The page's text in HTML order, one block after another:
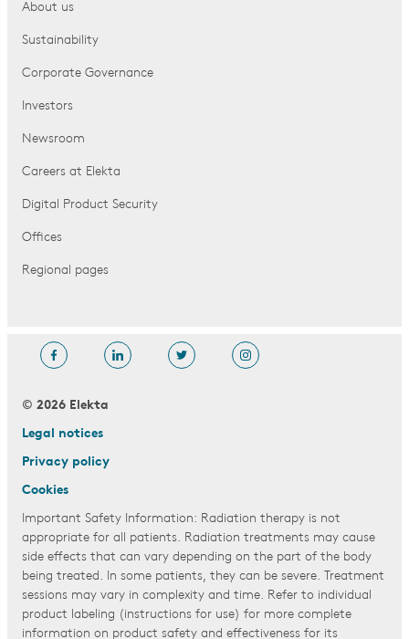
About us
Sustainability
Corporate Governance
Investors
Newsroom
Careers at Elekta
Digital Product Security
Offices
Regional pages
© 2026 Elekta
Legal notices
Privacy policy
Cookies
Important Safety Information: Radiation therapy is not
appropriate for all patients. Radiation treatments may cause
side effects that can vary depending on the part of the body
being treated. In some patients, they can be severe. Treatment
sessions may vary in complexity and time. Refer to individual
product labeling (instructions for use) for more complete
information on product safety and effectiveness for its